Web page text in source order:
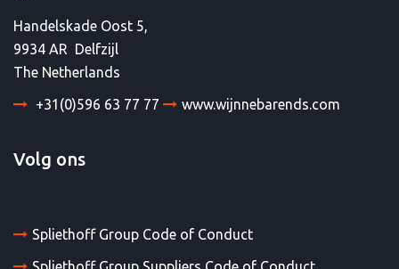
Handelskade Oost 5,
9934 AR Delfzijl
The Netherlands
+31(0)596 63 77 77
www.wijnnebarends.com
Volg ons
Spliethoff Group Code of Conduct